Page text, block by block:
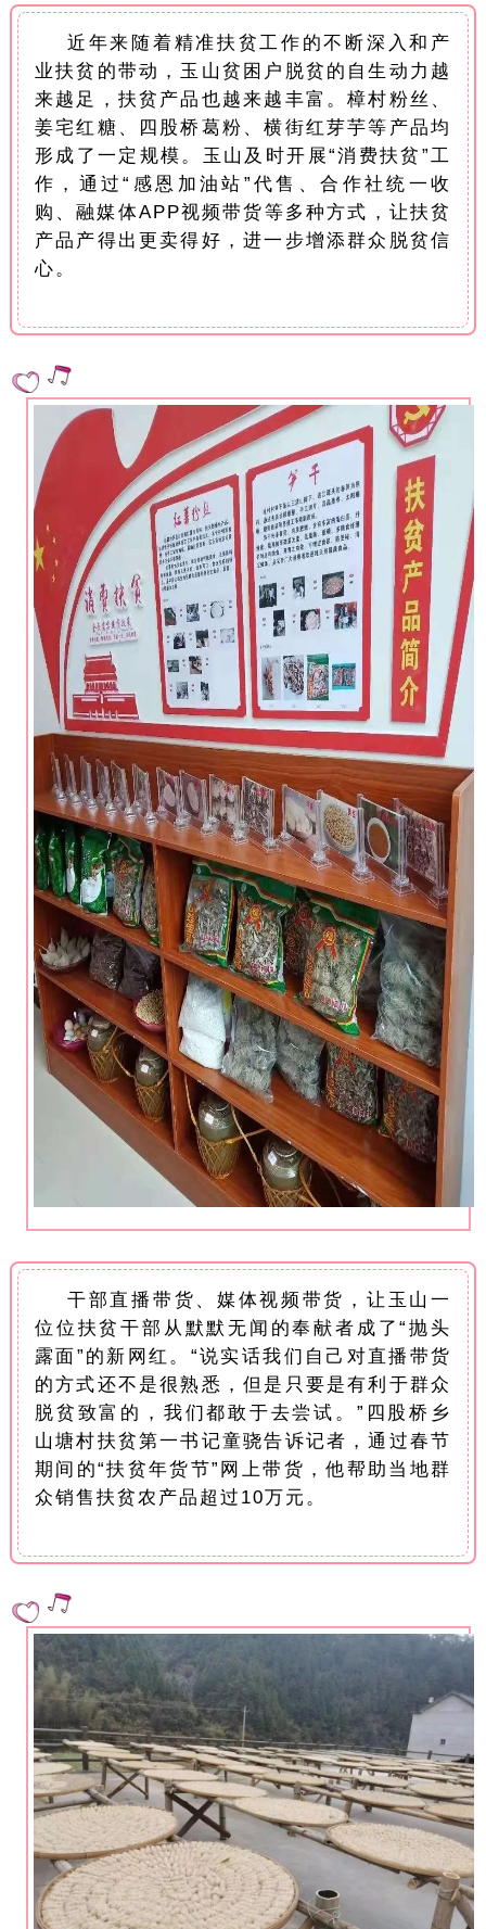
近年来随着精准扶贫工作的不断深入和产
业扶贫的带动，玉山贫困户脱贫的自生动力越
来越足，扶贫产品也越来越丰富。樟村粉丝、
姜宅红糖、四股桥葛粉、横街红芽芋等产品均
形成了一定规模。玉山及时开展“消费扶贫”工
作，通过“感恩加油站”代售、合作社统一收
购、融媒体APP视频带货等多种方式，让扶贫
产品产得出更卖得好，进一步增添群众脱贫信
心。
干部直播带货、媒体视频带货，让玉山一
位位扶贫干部从默默无闻的奉献者成了“抛头
露面”的新网红。“说实话我们自己对直播带货
的方式还不是很熟悉，但是只要是有利于群众
脱贫致富的，我们都敢于去尝试。”四股桥乡
山塘村扶贫第一书记童骁告诉记者，通过春节
期间的“扶贫年货节”网上带货，他帮助当地群
众销售扶贫农产品超过10万元。